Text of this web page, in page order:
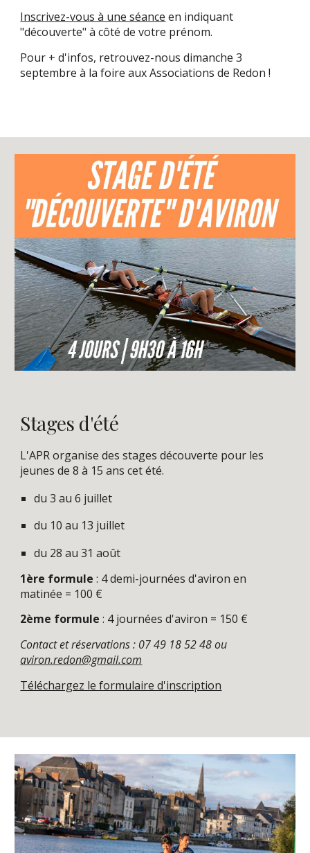
Inscrivez-vous à une séance en indiquant
"découverte" à côté de votre prénom.
Pour + d'infos, retrouvez-nous dimanche 3
septembre à la foire aux Associations de Redon !
Stages d'été
L'APR organise des stages découverte pour les
jeunes de 8 à 15 ans cet été.
du 3 au 6 juillet
du 10 au 13 juillet
du 28 au 31 août
1ère formule : 4 demi-journées d'aviron en
matinée = 100 €
2ème formule : 4 journées d'aviron = 150 €
Contact et réservations : 07 49 18 52 48 ou
aviron.redon@gmail.com
Téléchargez le formulaire d'inscription